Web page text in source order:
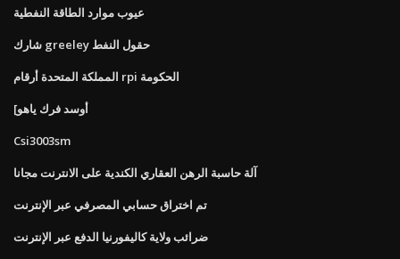
عيوب موارد الطاقة النفطية
شارك greeley حقول النفط
المملكة المتحدة أرقام rpi الحكومة
[أوسد فرك ياهو
Csi3003sm
آلة حاسبة الرهن العقاري الكندية على الانترنت مجانا
تم اختراق حسابي المصرفي عبر الإنترنت
ضرائب ولاية كاليفورنيا الدفع عبر الإنترنت